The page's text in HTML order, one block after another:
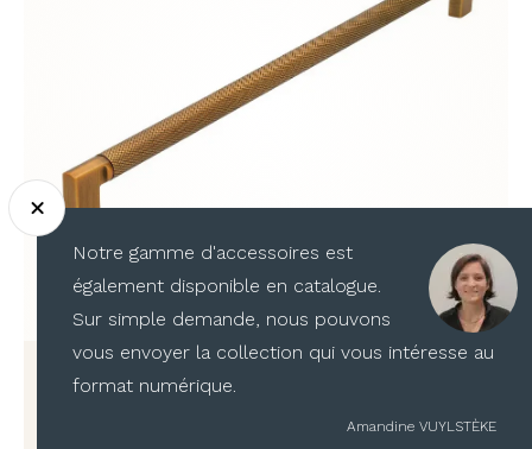
2457-206
Notre gamme d'accessoires est
également disponible en catalogue.
Sur simple demande, nous pouvons
vous envoyer la collection qui vous intéresse au
format numérique.
Amandine VUYLSTÈKE